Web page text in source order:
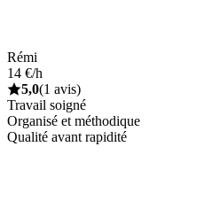
Rémi
14 €/h
5,0(1 avis)
Travail soigné
Organisé et méthodique
Qualité avant rapidité